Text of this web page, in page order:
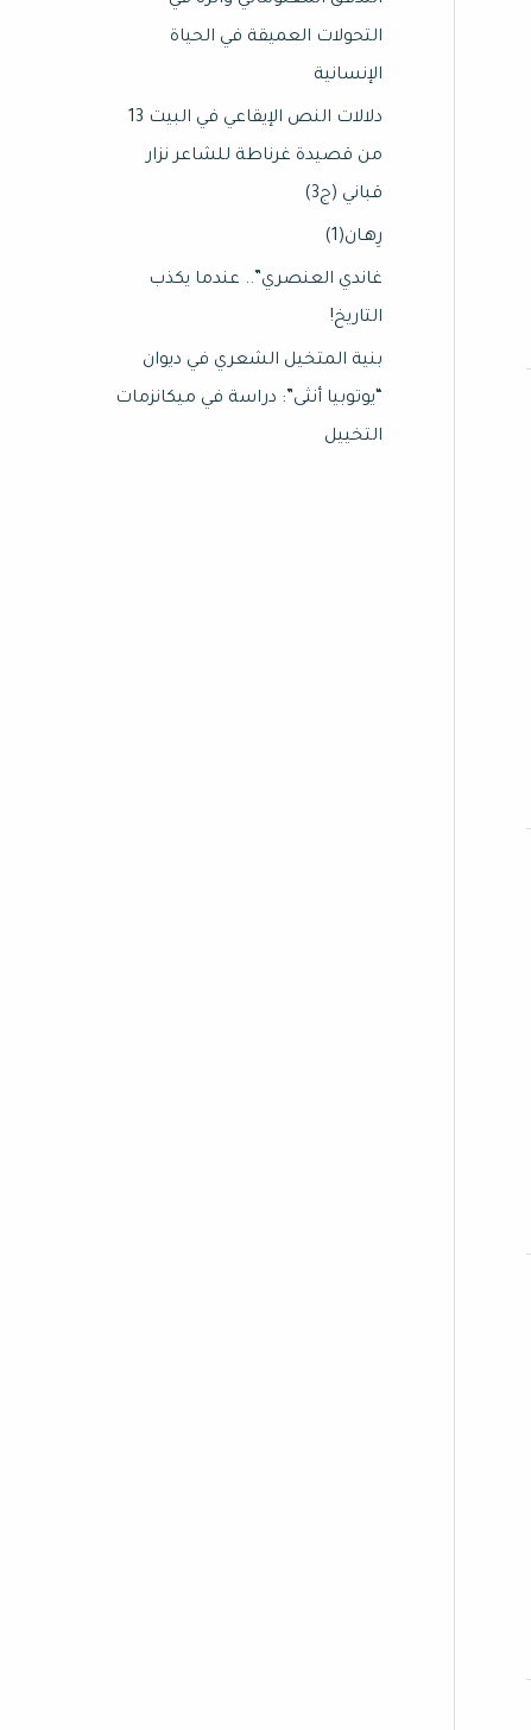
التحولات العميقة في الحياة
الإنسانية
دلالات النص الإيقاعي في البيت 13
من قصيدة غرناطة للشاعر نزار
قباني (ج3)
رِهـان(1)
غاندي العنصري”.. عندما يكذب
التاريخ!
بنية المتخيل الشعري في ديوان
“يوتوبيا أنثى”: دراسة في ميكانزمات
التخييل